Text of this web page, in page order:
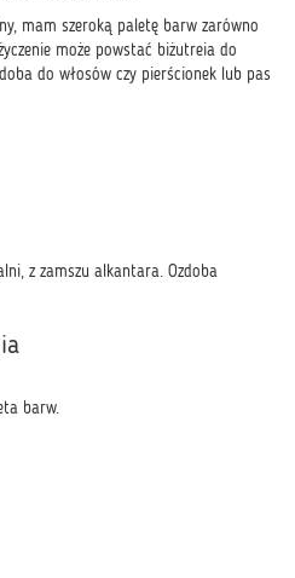
mam szeroką paletę barw zarówno
może powstać biżutreia do
do włosów czy pierścionek lub pas
z zamszu alkantara. Ozdoba
barw.